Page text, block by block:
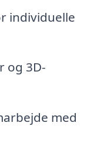
individuelle
og 3D-
med